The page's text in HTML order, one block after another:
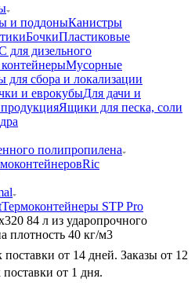
и поддоныКанистры
БочкиПластиковые
дизельного
Мусорные
для сбора и локализации
и еврокубыДля дачи и
Ящики для песка, соли
полипропилена
Ric
Термоконтейнеры STP Pro
84 л из ударопрочного
плотность 40 кг/м3
от 14 дней. Заказы от 12
от 1 дня.